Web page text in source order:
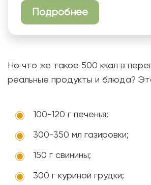
Подробнее
Но что же такое 500 ккал в
реальные продукты и блюда?
100-120 г печенья;
300-350 мл газировки;
150 г свинины;
300 г куриной грудки;